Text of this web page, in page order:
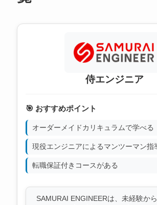
侍エンジニア
🎯 おすすめポイント
オーダーメイドカリキュラムで学べる
現役エンジニアによるマンツーマン指
転職保証付きコースがある
SAMURAI ENGINEERは、未経験か